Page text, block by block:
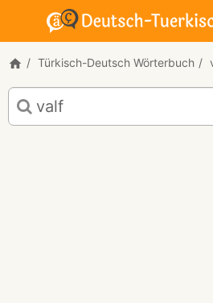
Türkisch-Deutsch Wörterbuch
Türkisch-
Deutsch
Übersetzung